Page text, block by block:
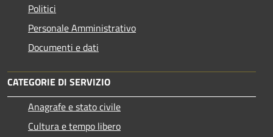
Politici
Personale Amministrativo
Documenti e dati
CATEGORIE DI SERVIZIO
Anagrafe e stato civile
Cultura e tempo libero